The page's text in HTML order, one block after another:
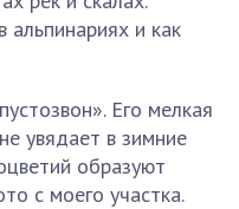
альпинариях и как
Его мелкая
увядает в зимние
образуют
с моего участка.